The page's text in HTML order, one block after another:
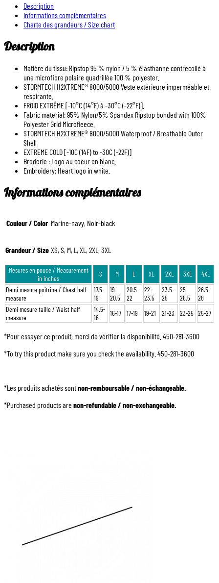
Description
Informations complémentaires
Charte des grandeurs / Size chart
Description
Matière du tissu: Ripstop 95 % nylon / 5 % élasthanne contrecollé à
une microfibre polaire quadrillée 100 % polyester.
STORMTECH H2XTREME® 8000/5000 Veste extérieure imperméable et
respirante.
FROID EXTRÊME [-10°C (14°F) à -30°C (-22°F)].
Fabric material: 95% Nylon/5% Spandex Ripstop bonded with 100%
Polyester Grid Microfleece.
STORMTECH H2XTREME® 8000/5000 Waterproof / Breathable Outer
Shell
EXTREME COLD [-10C (14F) to -30C (-22F)]
Broderie : Logo au coeur en blanc.
Embroidery: Heart logo in white.
Informations complémentaires
Couleur / Color Marine-navy, Noir-black
Grandeur / Size XS, S, M, L, XL, 2XL, 3XL
Mesures en pouce / Measurement
in inches
S M L XL 2XL 3XL
4XL
Demi mesure poitrine / Chest half
measure
17.5-
19
19-
20.5
20.5-
22
22-
23.5
23.5-
25
25-
26.5
26.5-
28
Demi mesure taille / Waist half
measure
14.5-
16
16-17 17-19 19-21 21-23 23-25 25-27
*Pour essayer ce produit, merci de vérifier la disponibilité. 450-281-3600
*To try this product make sure you check the availability. 450-281-3600
*Les produits achetés sontnon-remboursable / non-échangeable.
*Purchased products are non-refundable / non-exchangeable.